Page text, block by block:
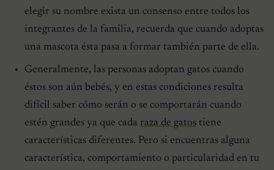
elegir su nombre exista un consenso entre todos los
integrantes de la familia, recuerda que cuando adoptas
una mascota ésta pasa a formar también parte de ella.
Generalmente, las personas adoptan gatos cuando
éstos son aún bebés, y en estas condiciones resulta
difícil saber cómo serán o se comportarán cuando
estén grandes ya que cada raza de gatos tiene
características diferentes. Pero si encuentras alguna
característica, comportamiento o particularidad en tu